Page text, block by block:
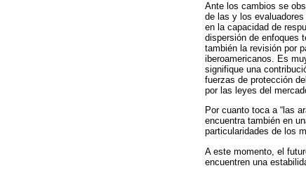
Ante los cambios se
de las y los
en la capacidad de
dispersión de enfoques
también la revisión por
iberoamericanos. Es
signifique una
fuerzas de protección
por las leyes del
Por cuanto toca a “las
encuentra también en
particularidades de los
A este momento, el
encuentren una